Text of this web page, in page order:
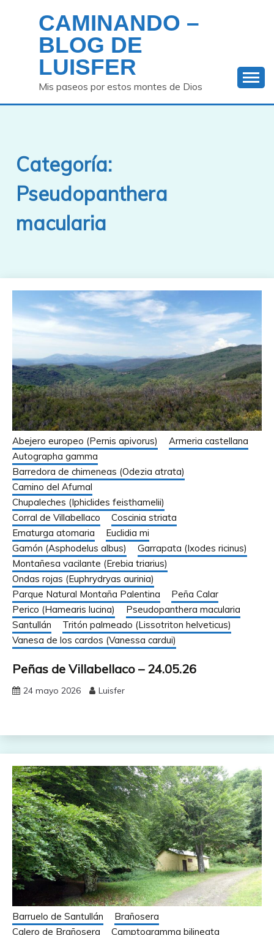
contenido
CAMINANDO –
BLOG DE
LUISFER
Mis paseos por estos montes de Dios
Categoría:
Pseudopanthera
macularia
Abejero europeo (Pernis apivorus)
Armeria castellana
Autographa gamma
Barredora de chimeneas (Odezia atrata)
Camino del Afumal
Chupaleches (Iphiclides feisthamelii)
Corral de Villabellaco
Coscinia striata
Ematurga atomaria
Euclidia mi
Gamón (Asphodelus albus)
Garrapata (Ixodes ricinus)
Montañesa vacilante (Erebia triarius)
Ondas rojas (Euphrydryas aurinia)
Parque Natural Montaña Palentina
Peña Calar
Perico (Hamearis lucina)
Pseudopanthera macularia
Santullán
Tritón palmeado (Lissotriton helveticus)
Vanesa de los cardos (Vanessa cardui)
Peñas de Villabellaco – 24.05.26
24 mayo 2026 Luisfer
Barruelo de Santullán
Brañosera
Calero de Brañosera
Camptogramma bilineata